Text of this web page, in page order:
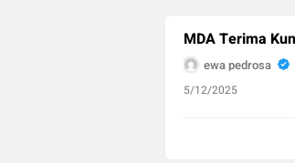
MDA Terima
ewa pedrosa
5/12/2025